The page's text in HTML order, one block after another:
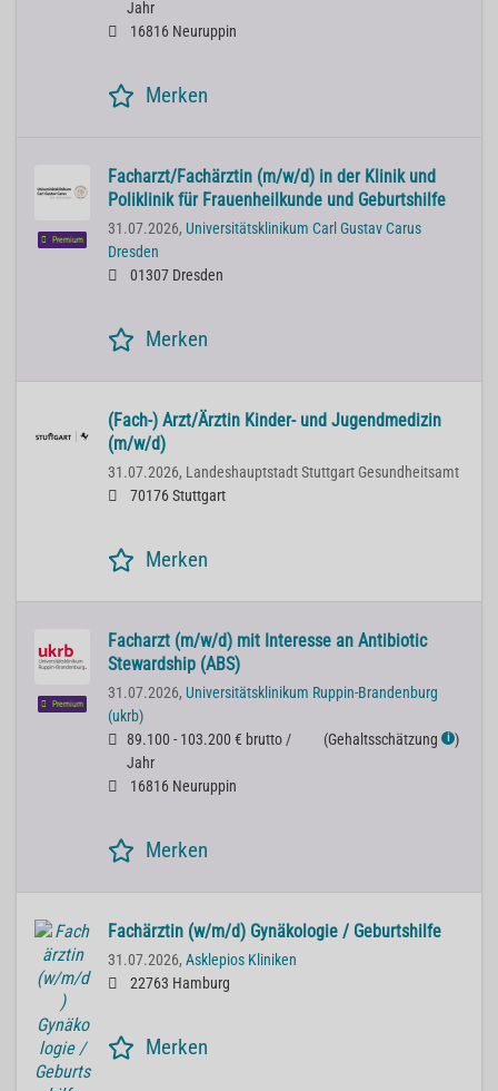
Jahr
16816 Neuruppin
Merken
Premium
Facharzt/Fachärztin (m/w/d) in der Klinik und
Poliklinik für Frauenheilkunde und Geburtshilfe
31.07.2026, Universitätsklinikum Carl Gustav Carus
Dresden
01307 Dresden
Merken
(Fach-) Arzt/Ärztin Kinder- und Jugendmedizin
(m/w/d)
31.07.2026, Landeshauptstadt Stuttgart Gesundheitsamt
70176 Stuttgart
Merken
Premium
Facharzt (m/w/d) mit Interesse an Antibiotic
Stewardship (ABS)
31.07.2026, Universitätsklinikum Ruppin-Brandenburg
(ukrb)
89.100 - 103.200 € brutto /
Jahr
(Gehaltsschätzung ℹ )
16816 Neuruppin
Merken
Fachärztin (w/m/d) Gynäkologie / Geburtshilfe
31.07.2026, Asklepios Kliniken
22763 Hamburg
Merken